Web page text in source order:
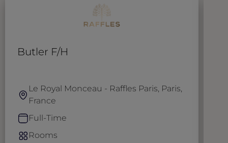
Butler F/H
Le Royal Monceau - Raffles Paris, Paris,
France
Full-Time
Rooms